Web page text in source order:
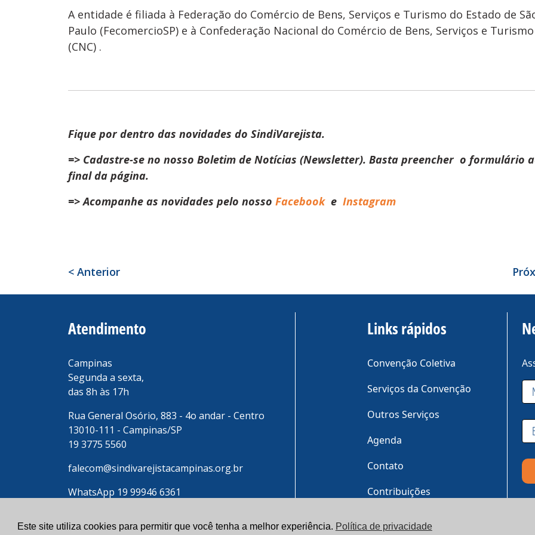
A entidade é filiada à Federação do Comércio de Bens, Serviços e Turismo do Estado de
Paulo (FecomercioSP) e à Confederação Nacional do Comércio de Bens, Serviços e Turismo
(CNC) .
Fique por dentro das novidades do SindiVarejista.
=> Cadastre-se no nosso Boletim de Notícias (Newsletter). Basta preencher o formulário
final da página.
=> Acompanhe as novidades pelo nosso Facebook e Instagram
< Anterior
Atendimento
Campinas
Segunda a sexta,
das 8h às 17h
Rua General Osório, 883 - 4o andar - Centro
13010-111 - Campinas/SP
19 3775 5560
falecom@sindivarejistacampinas.org.br
WhatsApp 19 99946 6361
Links rápidos
Convenção Coletiva
Serviços da Convenção
Outros Serviços
Agenda
Contato
Contribuições
Este site utiliza cookies para permitir que você tenha a melhor experiência. Política de privacidade